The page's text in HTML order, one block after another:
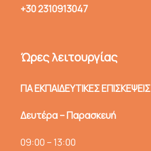
+30 2310913047
Ώρες λειτουργίας
ΓΙΑ ΕΚΠΑΙΔΕΥΤΙΚΕΣ ΕΠΙΣΚΕΨΕΙΣ
Δευτέρα – Παρασκευή
09:00 – 13:00